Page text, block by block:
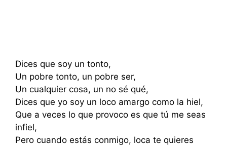
Dices que soy un tonto,
Un pobre tonto, un pobre ser,
Un cualquier cosa, un no sé qué,
Dices que yo soy un loco amargo como la hiel,
Que a veces lo que provoco es que tú me seas
infiel,
Pero cuando estás conmigo, loca te quieres